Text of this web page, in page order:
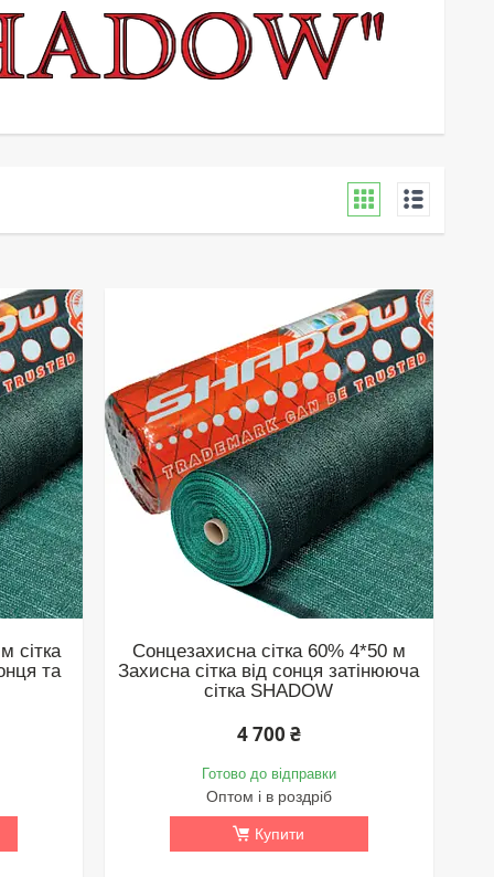
сітка
та
Сонцезахисна сітка 60% 4*50 м
Захисна сітка від сонця затінююча
сітка SHADOW
4 700 ₴
Готово до відправки
Оптом і в роздріб
Купити